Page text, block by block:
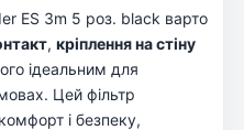
ES 3m 5 роз. black варто
, кріплення на стіну
ідеальним для
Цей фільтр
і безпеку,